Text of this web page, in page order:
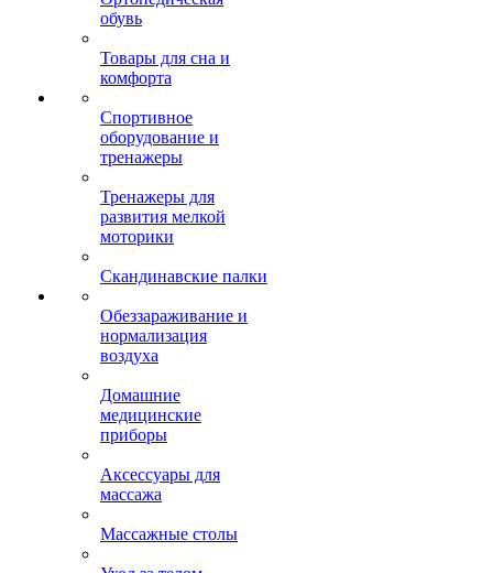
обувь
Товары для сна и
комфорта
Спортивное
оборудование и
тренажеры
Тренажеры для
развития мелкой
моторики
Скандинавские палки
Обеззараживание и
нормализация
воздуха
Домашние
медицинские
приборы
Аксессуары для
массажа
Массажные столы